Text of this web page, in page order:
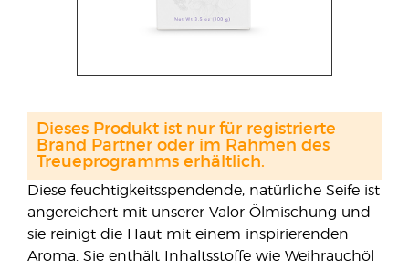
Diese feuchtigkeitsspendende, natürliche Seife ist
angereichert mit unserer Valor Ölmischung und
sie reinigt die Haut mit einem inspirierenden
Aroma. Sie enthält Inhaltsstoffe wie Weihrauchöl
Dieses Produkt ist nur für registrierte
Brand Partner oder im Rahmen des
Treueprogramms erhältlich.